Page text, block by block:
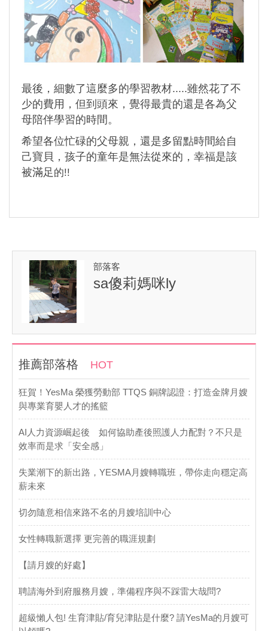
最後，細數了這麼多的學習教材.....雖然花了不
少的費用，但到頭來，覺得最貴的還是各為父
母陪伴學習的時間。
希望各位忙碌的父母親，還是多留點時間給自
己寶貝，孩子的童年是無法從來的，幸福是該
被滿足 的!!
部落客
sa傻莉媽咪ly
推薦部落格 HOT
​狂賀！YesMa 榮獲勞動部 TTQS 銅牌認證：打造金牌月嫂
與專業育嬰人才的搖籃
AI人力資源崛起後 如何協助產後照護人力配對？不只是
效率而是求「安全感」
失業潮下的新出路，YESMA月嫂轉職班，帶你走向穩定高
薪未來
切勿隨意相信來路不名的月嫂培訓中心
女性轉職新選擇 更完善的職涯規劃
【請月嫂的好處】
聘請海外到府服務月嫂，準備程序與不踩雷大哉問?
超級懶人包! 生育津貼/育兒津貼是什麼? 請YesMa的月嫂可